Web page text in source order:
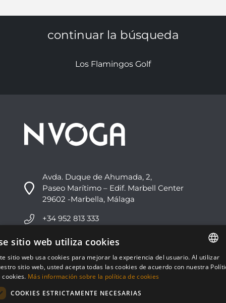
continuar la búsqueda
Los Flamingos Golf
Avda. Duque de Ahumada, 2,
Paseo Marítimo – Edif. Marbell Center
29602 -Marbella, Málaga
+34 952 813 333
info@nvoga.com
C. del Ciervo, 1D
Urbanización Los Monteros
ENGLISH
sitio web utiliza cookies
sitio web usa cookies para mejorar la experiencia del usuario. Al utilizar
sitio web, usted acepta todas las cookies de acuerdo con nuestra
cookies. Más información sobre la política de cookies
COOKIES ESTRICTAMENTE NECESARIAS